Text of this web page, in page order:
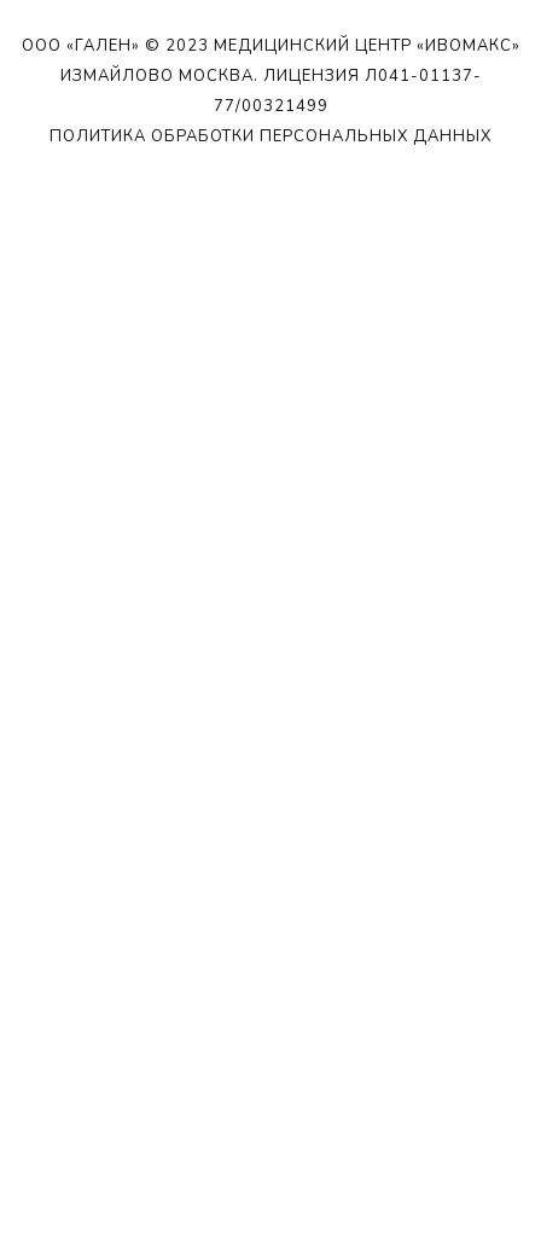
ООО «ГАЛЕН» © 2023 МЕДИЦИНСКИЙ ЦЕНТР «ИВОМАКС»
ИЗМАЙЛОВО МОСКВА. ЛИЦЕНЗИЯ Л041-01137-
77/00321499
ПОЛИТИКА ОБРАБОТКИ ПЕРСОНАЛЬНЫХ ДАННЫХ